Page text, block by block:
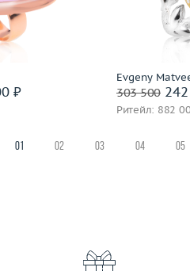
₽
Evgeny
303 500242
Ритейл: 882
Материал
01 02 03 04 05